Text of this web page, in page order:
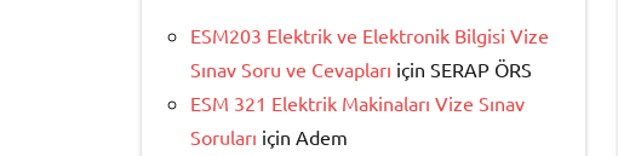
ESM203 Elektrik ve Elektronik Bilgisi Vize
Sınav Soru ve Cevapları için SERAP ÖRS
ESM 321 Elektrik Makinaları Vize Sınav
Soruları için Adem